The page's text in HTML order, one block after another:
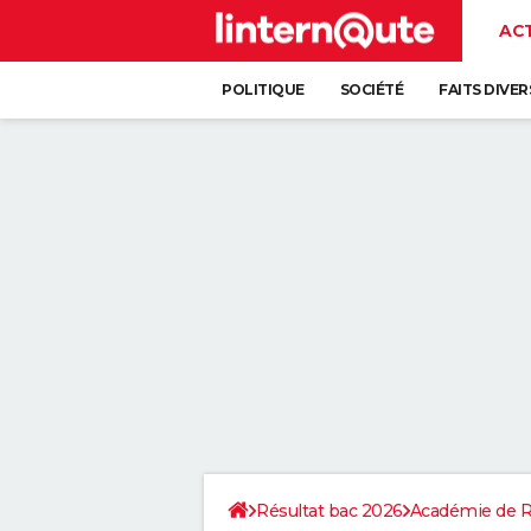
POLITIQUE SOCIÉTÉ FAITS
Résultat bac 2026 Académie de